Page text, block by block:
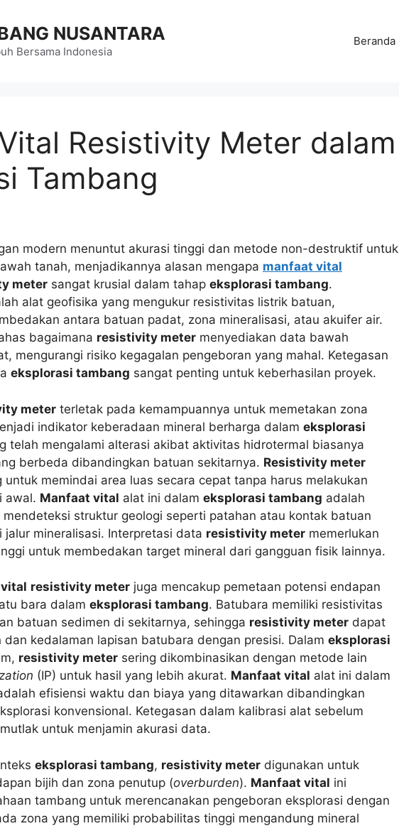
NUSANTARA
Bersama Indonesia
Beranda
Resistivity Meter dalam
Tambang
modern menuntut akurasi tinggi dan metode non-destruktif untuk
tanah, menjadikannya alasan mengapa manfaat vital
meter sangat krusial dalam tahap eksplorasi tambang.
alat geofisika yang mengukur resistivitas listrik batuan,
antara batuan padat, zona mineralisasi, atau akuifer air.
bagaimana resistivity meter menyediakan data bawah
mengurangi risiko kegagalan pengeboran yang mahal. Ketegasan
eksplorasi tambang sangat penting untuk keberhasilan proyek.
meter terletak pada kemampuannya untuk memetakan zona
indikator keberadaan mineral berharga dalam eksplorasi
telah mengalami alterasi akibat aktivitas hidrotermal biasanya
berbeda dibandingkan batuan sekitarnya. Resistivity meter
untuk memindai area luas secara cepat tanpa harus melakukan
awal. Manfaat vital alat ini dalam eksplorasi tambang adalah
mendeteksi struktur geologi seperti patahan atau kontak batuan
jalur mineralisasi. Interpretasi data resistivity meter memerlukan
untuk membedakan target mineral dari gangguan fisik lainnya.
resistivity meter juga mencakup pemetaan potensi endapan
bara dalam eksplorasi tambang. Batubara memiliki resistivitas
batuan sedimen di sekitarnya, sehingga resistivity meter dapat
kedalaman lapisan batubara dengan presisi. Dalam eksplorasi
resistivity meter sering dikombinasikan dengan metode lain
(IP) untuk hasil yang lebih akurat. Manfaat vital alat ini dalam
efisiensi waktu dan biaya yang ditawarkan dibandingkan
konvensional. Ketegasan dalam kalibrasi alat sebelum
untuk menjamin akurasi data.
eksplorasi tambang, resistivity meter digunakan untuk
bijih dan zona penutup (overburden). Manfaat vital ini
tambang untuk merencanakan pengeboran eksplorasi dengan
zona yang memiliki probabilitas tinggi mengandung mineral